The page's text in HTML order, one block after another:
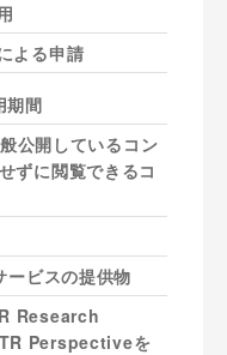
よる申請
期間
公開しているコン
ずに閲覧できるコ
ビスの提供物
Research
Perspectiveを